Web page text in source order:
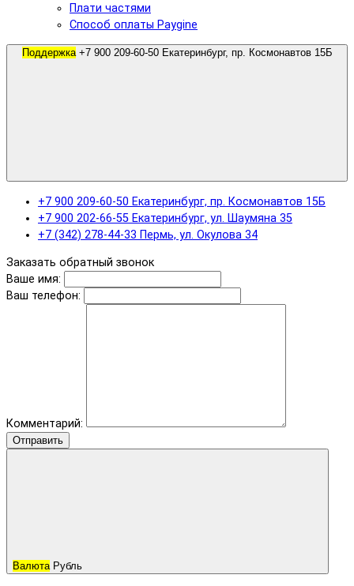
Плати частями
Способ оплаты Paygine
Поддержка
+7 900 209-60-50 Екатеринбург, пр. Космонавтов 15Б
+7 900 202-66-55 Екатеринбург, ул. Шаумяна 35
+7 (342) 278-44-33 Пермь, ул. Окулова 34
Заказать обратный звонок
Ваше имя:
Ваш телефон:
Комментарий:
Отправить
Валюта Рубль